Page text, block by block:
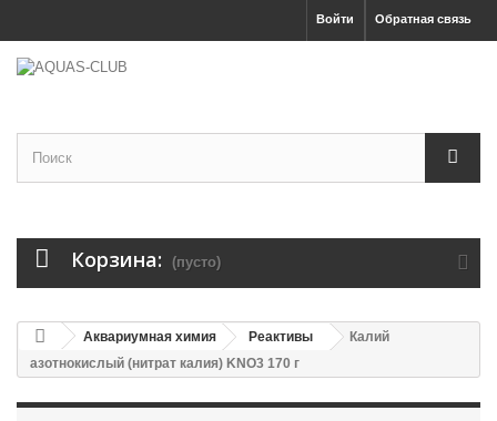
Обратная связь
Войти
Корзина: (пусто)
Аквариумная химия Реактивы
Калий
азотнокислый (нитрат калия) KNO3 170 г